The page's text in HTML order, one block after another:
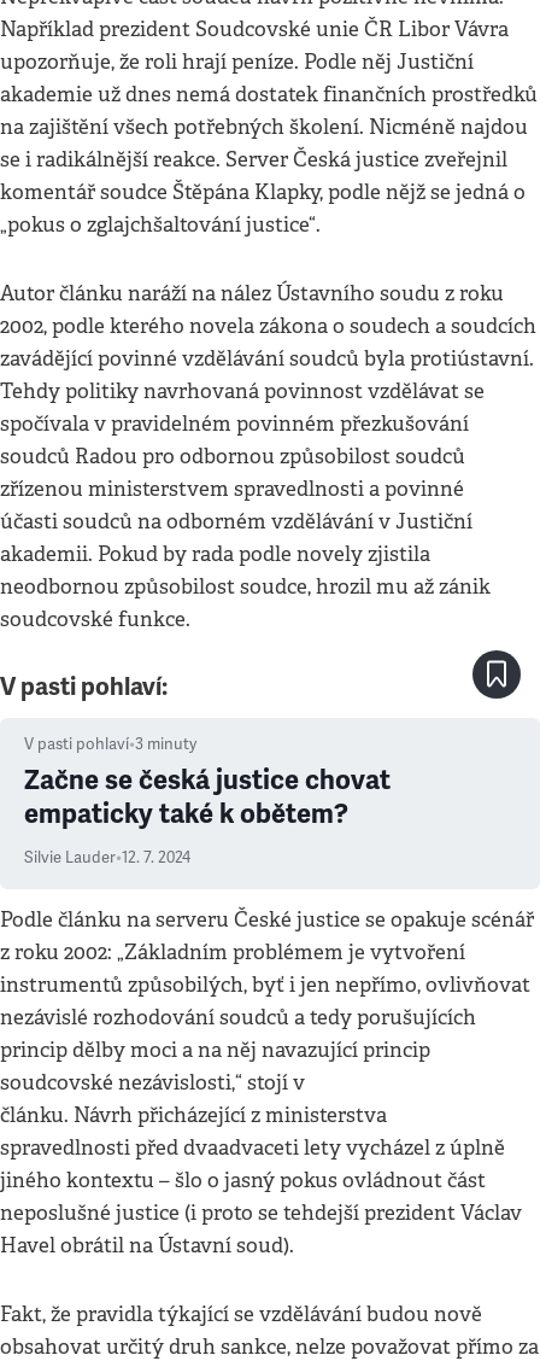
Například prezident Soudcovské unie ČR Libor Vávra
upozorňuje, že roli hrají peníze. Podle něj Justiční
akademie už dnes nemá dostatek finančních prostředků
na zajištění všech potřebných školení. Nicméně najdou
se i radikálnější reakce. Server Česká justice zveřejnil
komentář soudce Štěpána Klapky, podle nějž se jedná o
„pokus o zglajchšaltování justice“.
Autor článku naráží na nález Ústavního soudu z roku
2002, podle kterého novela zákona o soudech a soudcích
zavádějící povinné vzdělávání soudců byla protiústavní.
Tehdy politiky navrhovaná povinnost vzdělávat se
spočívala v pravidelném povinném přezkušování
soudců Radou pro odbornou způsobilost soudců
zřízenou ministerstvem spravedlnosti a povinné
účasti soudců na odborném vzdělávání v Justiční
akademii. Pokud by rada podle novely zjistila
neodbornou způsobilost soudce, hrozil mu až zánik
soudcovské funkce.
V pasti pohlaví:
V pasti pohlaví•3 minuty
Začne se česká justice chovat
empaticky také k obětem?
Silvie Lauder•12. 7. 2024
Podle článku na serveru České justice se opakuje scénář
z roku 2002: „Základním problémem je vytvoření
instrumentů způsobilých, byť i jen nepřímo, ovlivňovat
nezávislé rozhodování soudců a tedy porušujících
princip dělby moci a na něj navazující princip
soudcovské nezávislosti,“ stojí v
článku. Návrh přicházející z ministerstva
spravedlnosti před dvaadvaceti lety vycházel z úplně
jiného kontextu – šlo o jasný pokus ovládnout část
neposlušné justice (i proto se tehdejší prezident Václav
Havel obrátil na Ústavní soud).
Fakt, že pravidla týkající se vzdělávání budou nově
obsahovat určitý druh sankce, nelze považovat přímo za